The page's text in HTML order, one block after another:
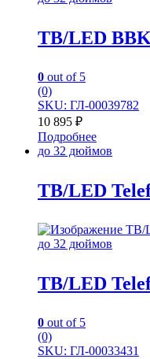
TB/LED
0 out of 5
(0)
SKU: ГЛ-00039782
10 895 ₽
Подробнее
до 32 дюймов
TB/LED
до 32 дюймов
TB/LED
0 out of 5
(0)
SKU: ГЛ-00033431